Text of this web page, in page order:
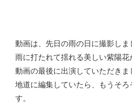
動画は、先日の雨の日に撮影しま
雨に打たれて揺れる美しい紫陽花
動画の最後に出演していただきま
地道に編集していたら、もうそ
す。